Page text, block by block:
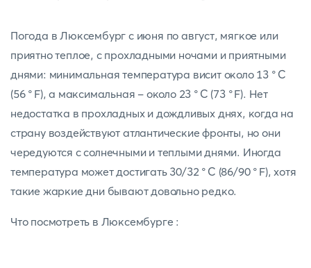
Погода в Люксембург с июня по август, мягкое или
приятно теплое, с прохладными ночами и приятными
днями: минимальная температура висит около 13 °C
(56 °F), а максимальная - около 23 °C (73 °F). Нет
недостатка в прохладных и дождливых днях, когда на
страну воздействуют атлантические фронты, но они
чередуются с солнечными и теплыми днями. Иногда
температура может достигать 30/32 °С (86/90 °F), хотя
такие жаркие дни бывают довольно редко.
Что посмотреть в Люксембурге :